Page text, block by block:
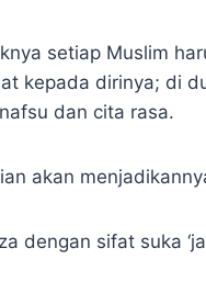
setiap Muslim
kepada dirinya; di
dan cita rasa.
akan
dengan sifat suka